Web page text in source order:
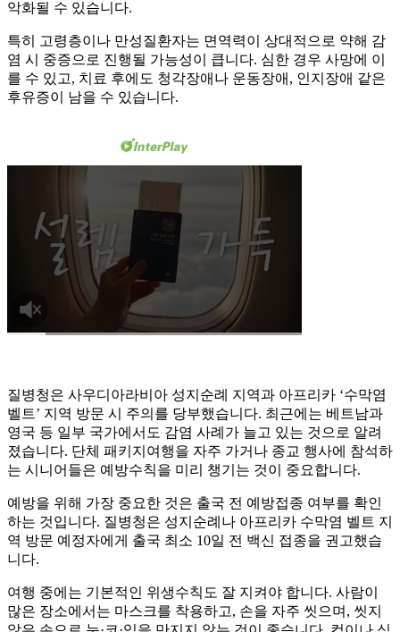
악화될 수 있습니다.
특히 고령층이나 만성질환자는 면역력이 상대적으로 약해 감
염 시 중증으로 진행될 가능성이 큽니다. 심한 경우 사망에 이
를 수 있고, 치료 후에도 청각장애나 운동장애, 인지장애 같은
후유증이 남을 수 있습니다.
질병청은 사우디아라비아 성지순례 지역과 아프리카 ‘수막염
벨트’ 지역 방문 시 주의를 당부했습니다. 최근에는 베트남과
영국 등 일부 국가에서도 감염 사례가 늘고 있는 것으로 알려
졌습니다. 단체 패키지여행을 자주 가거나 종교 행사에 참석하
는 시니어들은 예방수칙을 미리 챙기는 것이 중요합니다.
예방을 위해 가장 중요한 것은 출국 전 예방접종 여부를 확인
하는 것입니다. 질병청은 성지순례나 아프리카 수막염 벨트 지
역 방문 예정자에게 출국 최소 10일 전 백신 접종을 권고했습
니다.
여행 중에는 기본적인 위생수칙도 잘 지켜야 합니다. 사람이
많은 장소에서는 마스크를 착용하고, 손을 자주 씻으며, 씻지